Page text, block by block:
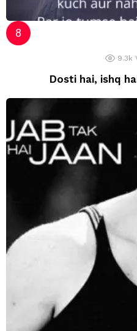
9.3k
Dosti hai, ishq